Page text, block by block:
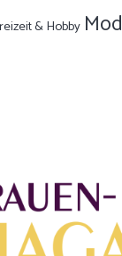
& Hobby